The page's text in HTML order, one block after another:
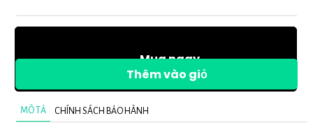
Mua ngay
Thêm vào giỏ
MÔ TẢ CHÍNH SÁCH BẢO HÀNH